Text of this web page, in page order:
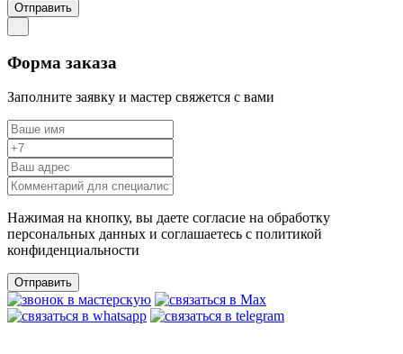
Отправить
Форма заказа
Заполните заявку и мастер свяжется с вами
Нажимая на кнопку, вы даете согласие на обработку
персональных данных и соглашаетесь c политикой
конфиденциальности
Отправить